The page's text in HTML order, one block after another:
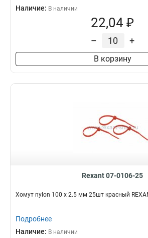
Наличие: В наличии
22,04 ₽
– +
В корзину
Rexant 07-0106-25
Хомут nylon 100 х 2.5 мм 25шт красный
Подробнее
Наличие: В наличии